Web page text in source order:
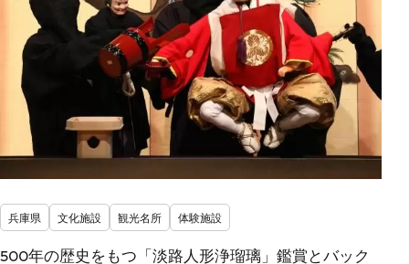
兵庫県 文化施設 観光名所 体験施設
500年の歴史をもつ「淡路人形浄瑠璃」鑑賞とバック